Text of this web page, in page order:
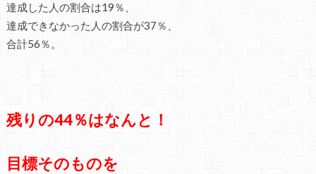
達成した人の割合は19％、
達成できなかった人の割合が37％、
合計56％。
残りの44％はなんと！
目標そのものを